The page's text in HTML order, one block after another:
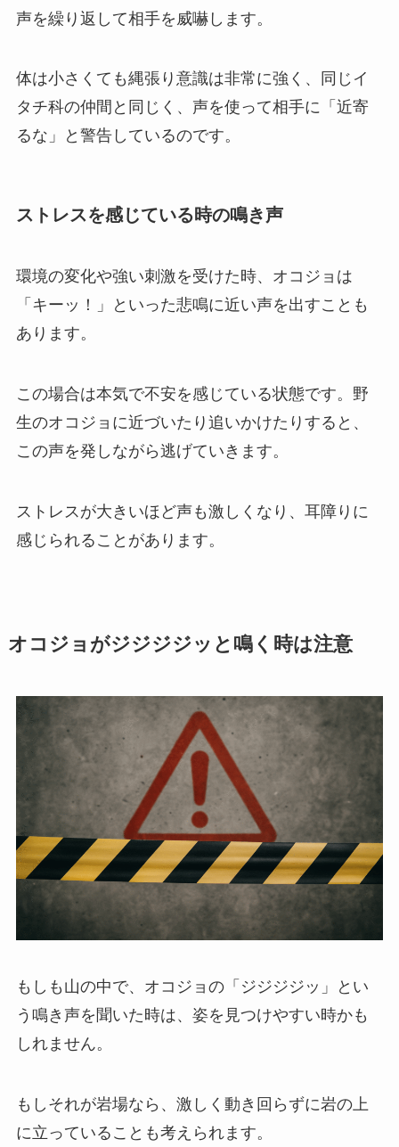
声を繰り返して相手を威嚇します。
体は小さくても縄張り意識は非常に強く、同じイ
タチ科の仲間と同じく、声を使って相手に「近寄
るな」と警告しているのです。
ストレスを感じている時の鳴き声
環境の変化や強い刺激を受けた時、オコジョは
「キーッ！」といった悲鳴に近い声を出すことも
あります。
この場合は本気で不安を感じている状態です。野
生のオコジョに近づいたり追いかけたりすると、
この声を発しながら逃げていきます。
ストレスが大きいほど声も激しくなり、耳障りに
感じられることがあります。
オコジョがジジジジッと鳴く時は注意
もしも山の中で、オコジョの「ジジジジッ」とい
う鳴き声を聞いた時は、姿を見つけやすい時かも
しれません。
もしそれが岩場なら、激しく動き回らずに岩の上
に立っていることも考えられます。